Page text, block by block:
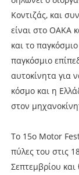
Κοντιζάς, και
είναι στο ΟΑΚΑ
και το
παγκόσμιο
αυτοκίνητα για
κόσμο και η
στον
Το 15ο Motor
πύλες του στις
Σεπτεμβρίου και